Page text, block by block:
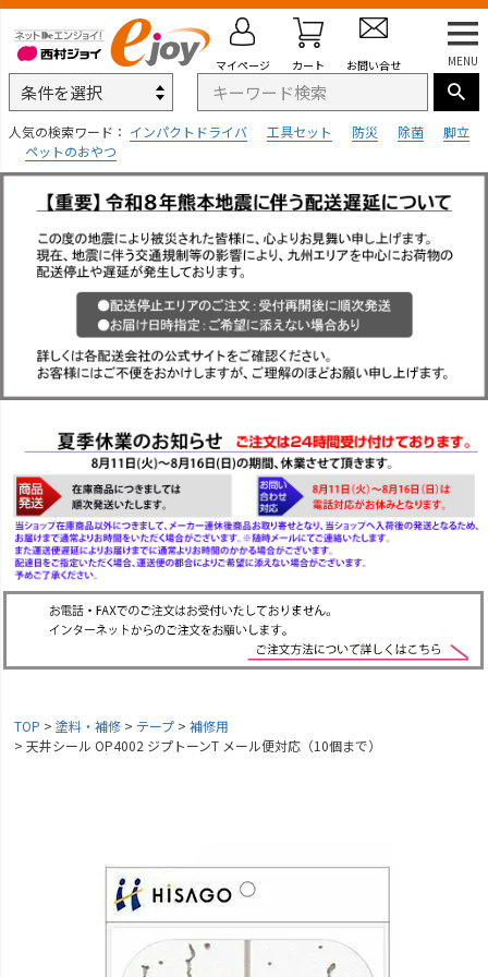
MENU
人気の検索ワード： インパクトドライバ 工具セット 防災 除菌
脚立
ペットのおやつ
マイページ カート お問い合せ
TOP 塗料・補修 テープ
補修用
天井シール OP4002 ジプトーンT メール便対応（10個まで）